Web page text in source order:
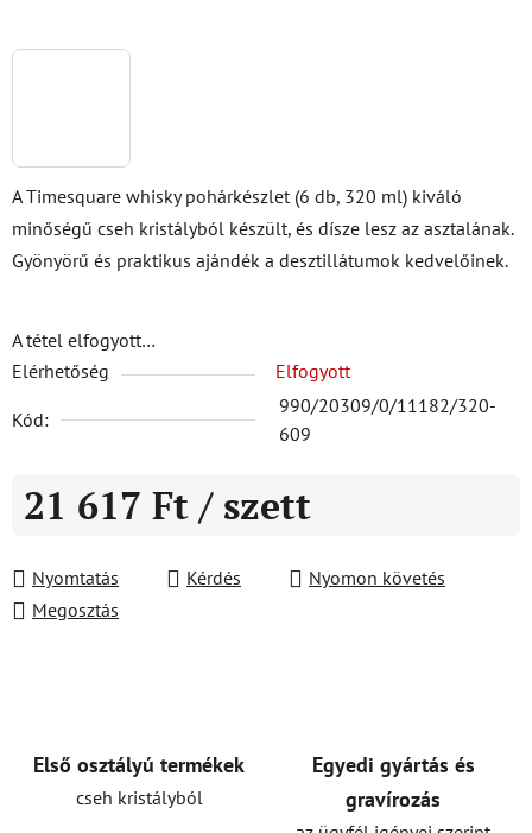
A Timesquare whisky pohárkészlet (6 db, 320 ml) kiváló
minőségű cseh kristályból készült, és dísze lesz az asztalának.
Gyönyörű és praktikus ajándék a desztillátumok kedvelőinek.
A tétel elfogyott…
Elérhetőség
Elfogyott
Kód:
990/20309/0/11182/320-
609
21 617 Ft / szett
Nyomtatás
Kérdés
Nyomon követés
Megosztás
Első osztályú termékek
cseh kristályból
Egyedi gyártás és
gravírozás